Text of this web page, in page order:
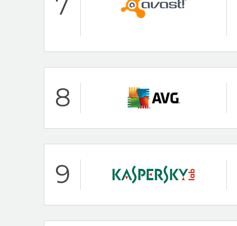
30 dagen-geld-
Populaire antivirus
8
24/7 klantenservice
Populaire antivirus
9